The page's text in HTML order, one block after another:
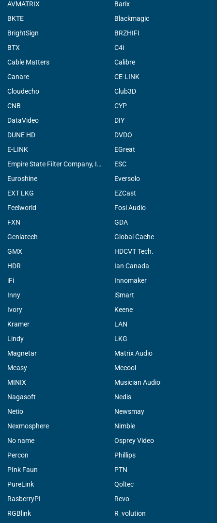
AVMATRIX
Barix
BKTE
Blackmagic
BrightSign
BRZHIFI
BTX
C4i
Cable Matters
Calibre
Canare
CE-LINK
Cloudecho
Club3D
CNB
CYP
DataVideo
DIY
DUNE HD
DVDO
E-LINK
EGreat
Empire State Filter Company, INC.
ESC
Euroshine
Eversolo
EXT LKG
EZCast
Feelworld
Fosi Audio
FXN
GDA
Geniatech
Global Cache
GMX
HDCVT Tech.
HDR
Ian Canada
iFi
Innomaker
Inny
iSmart
Ivory
Keene
Kramer
LAN
Lindy
LKG
Magnetar
Matrix Audio
Measy
Mecool
MINIX
Musician Audio
Nagasoft
Nedis
Netio
Newsmay
Nexmosphere
Nimble
No name
Osprey Video
Percon
Phillips
PInk Faun
PTN
PureLink
Qoltec
RasberryPI
Revo
RGBlink
R_volution